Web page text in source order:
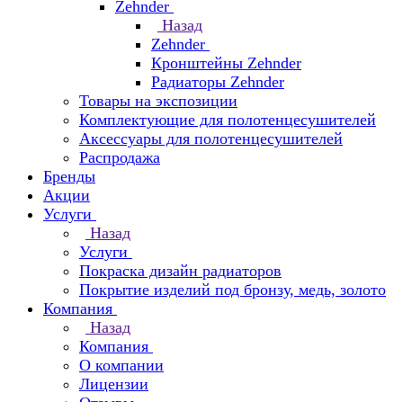
Zehnder
Назад
Zehnder
Кронштейны Zehnder
Радиаторы Zehnder
Товары на экспозиции
Комплектующие для полотенцесушителей
Аксессуары для полотенцесушителей
Распродажа
Бренды
Акции
Услуги
Назад
Услуги
Покраска дизайн радиаторов
Покрытие изделий под бронзу, медь, золото
Компания
Назад
Компания
О компании
Лицензии